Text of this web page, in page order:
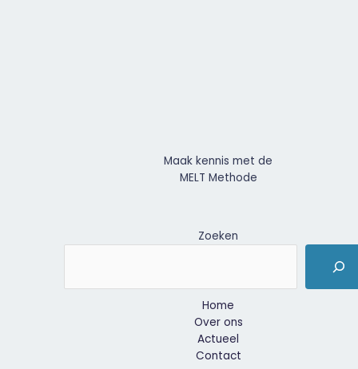
Maak kennis met de
MELT Methode
Zoeken
Home
Over ons
Actueel
Contact